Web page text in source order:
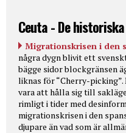
Ceuta - De
Migrationskrisen i den
några dygn blivit ett
bägge sidor blockgränsen
liknas för “Cherry-
vara att hålla sig till
rimligt i tider med
migrationskrisen i den
djupare än vad som är